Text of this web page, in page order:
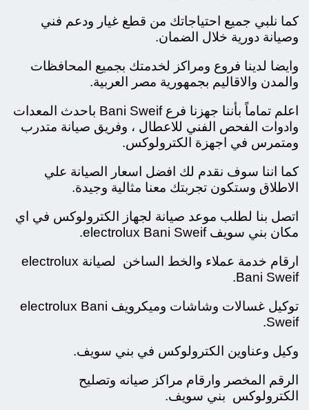
كما نلبي جميع احتياجاتك من قطع غيار ودعم فني
وصيانة دورية خلال الضمان.
وايضا لدينا فروع ومراكز لخدمتك بجميع المحافظات
والمدن والاقاليم بجمهورية مصر العربية.
اعلم تماماً بأننا جهزنا فرع Bani Sweif باحدث المعدات
وادوات الفحص الفني للاعطال ، وفريق صيانة متدرب
ومتمرس في اجهزة الكترولوكس.
كما اننا سوف نقدم لك افضل اسعار الصيانة علي
الاطلاق وستكون تجربتك معنا مثالية وجيدة.
اتصل بنا لطلب موعد صيانة لجهاز الكترولوكس في اي
مكان بني سويف electrolux Bani Sweif.
ارقام خدمة عملاء والخط الساخن لصيانة electrolux
Bani Sweif.
توكيل غسالات وشاشات وميكرويف electrolux Bani
Sweif.
وكيل وعناوين الكترولوكس في بني سويف.
الرقم المخصر وارقام مراكز صيانه وتصليح
الكترولوكس بني سويف.